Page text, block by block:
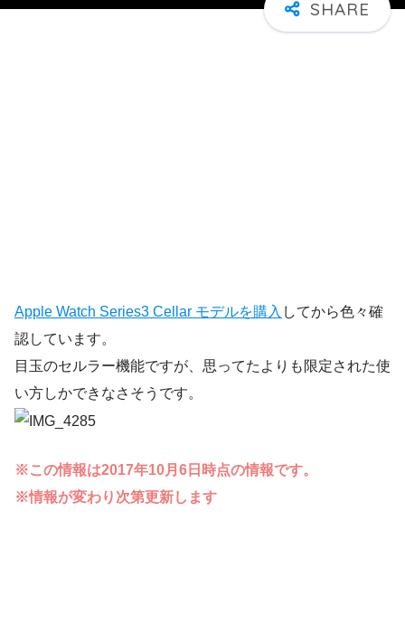
Apple Watch Series3 Cellar モデルを購入 してから色々確
認しています。
目玉のセルラー機能ですが、思ってたよりも限定された使
い方しかできなさそうです。
※この情報は2017年10月6日時点の情報です。
※情報が変わり次第更新します